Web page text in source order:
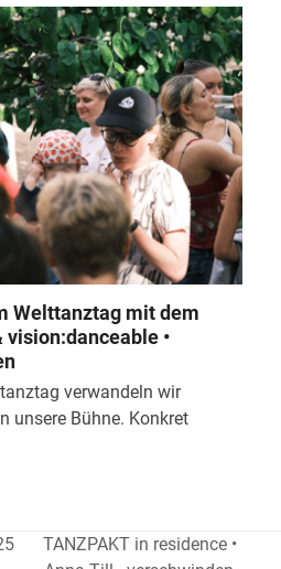
Welttanztag mit dem
•
verwandeln wir
unsere Bühne. Konkret
TANZPAKT in residence •